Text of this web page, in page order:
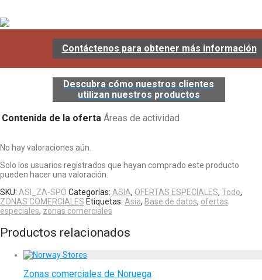
Contáctenos para obtener más información
Descubra cómo nuestros clientes
utilizan nuestros productos
Contenida de la oferta Áreas de actividad
No hay valoraciones aún.
Solo los usuarios registrados que hayan comprado este producto
pueden hacer una valoración.
SKU: ASI_ZA-SPO Categorías: ASIA, OFERTAS ESPECIALES, Todo,
ZONAS COMERCIALES Etiquetas: Asia, Base de datos, ofertas
especiales, zonas comerciales
Productos relacionados
Zonas comerciales de Noruega